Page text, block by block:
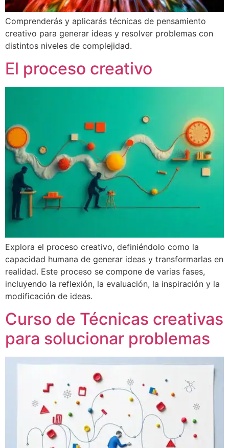
Comprenderás y aplicarás técnicas de pensamiento
creativo para generar ideas y resolver problemas con
distintos niveles de complejidad.
El proceso creativo
Explora el proceso creativo, definiéndolo como la
capacidad humana de generar ideas y transformarlas en
realidad. Este proceso se compone de varias fases,
incluyendo la reflexión, la evaluación, la inspiración y la
modificación de ideas.
Curso de Técnicas creativas
para solucionar problemas